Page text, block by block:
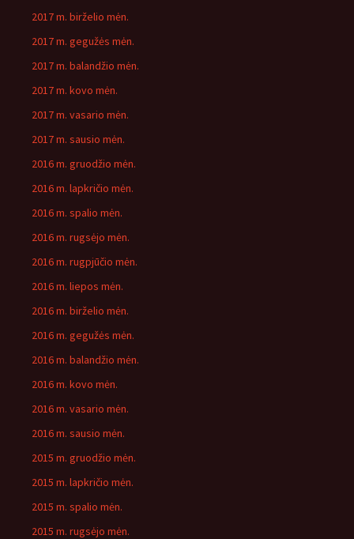
2017 m. birželio mėn.
2017 m. gegužės mėn.
2017 m. balandžio mėn.
2017 m. kovo mėn.
2017 m. vasario mėn.
2017 m. sausio mėn.
2016 m. gruodžio mėn.
2016 m. lapkričio mėn.
2016 m. spalio mėn.
2016 m. rugsėjo mėn.
2016 m. rugpjūčio mėn.
2016 m. liepos mėn.
2016 m. birželio mėn.
2016 m. gegužės mėn.
2016 m. balandžio mėn.
2016 m. kovo mėn.
2016 m. vasario mėn.
2016 m. sausio mėn.
2015 m. gruodžio mėn.
2015 m. lapkričio mėn.
2015 m. spalio mėn.
2015 m. rugsėjo mėn.